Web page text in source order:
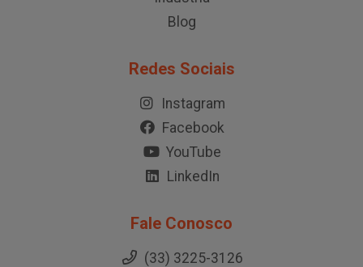
Blog
Redes Sociais
Instagram
Facebook
YouTube
LinkedIn
Fale Conosco
(33) 3225-3126